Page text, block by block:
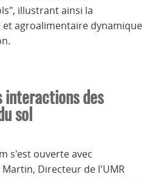
illustrant ainsi la
agroalimentaire dynamique
interactions des
sol
s'est ouverte avec
Directeur de l'UMR